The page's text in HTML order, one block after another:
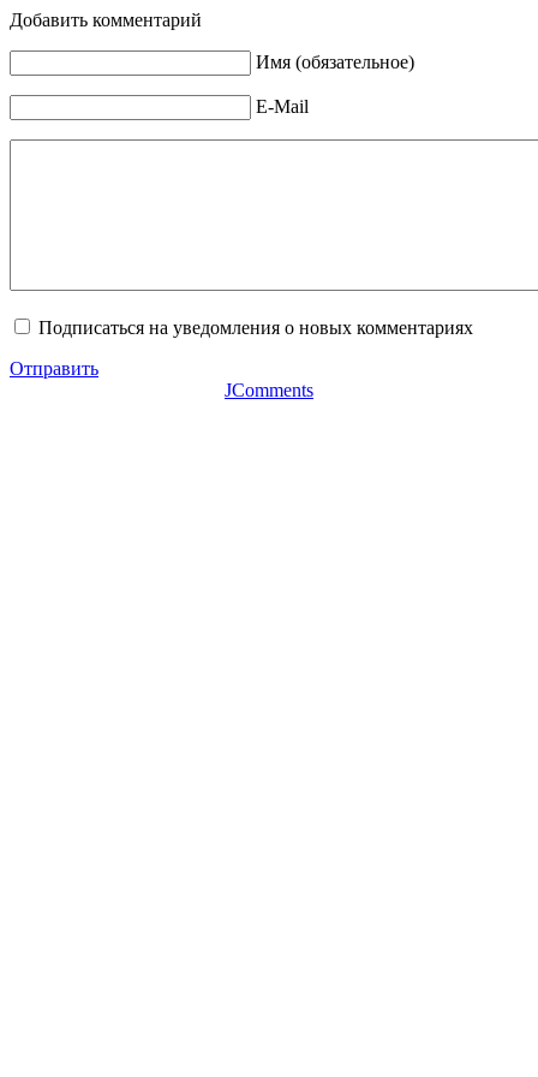
Добавить комментарий
Имя (обязательное)
E-Mail
Подписаться на уведомления о новых комментариях
Отправить
JComments